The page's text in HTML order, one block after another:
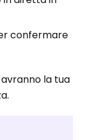
confermare
la tua